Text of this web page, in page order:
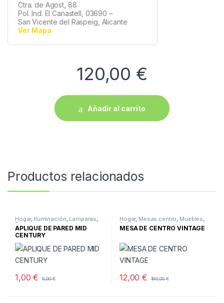
Ctra. de Agost, 88
Pol. Ind. El Canastell, 03690 –
San Vicente del Raspeig, Alicante
Ver Mapa
120,00 €
Añadir al carrito
Productos relacionados
Hogar, Iluminación, Lamparas,
Pared
APLIQUE DE PARED MID
CENTURY
1,00€ 8,00€
Hogar, Mesas centro, Muebles,
Salón
MESA DE CENTRO VINTAGE
12,00€ 180,00€